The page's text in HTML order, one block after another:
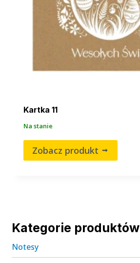
Kartka 11
Na stanie
Zobacz produkt
Kategorie produktów
Notesy